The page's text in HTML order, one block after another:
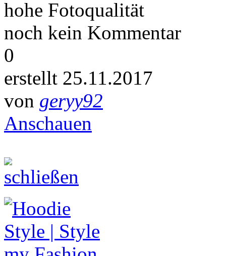
hohe Fotoqualität
noch kein Kommentar
0
erstellt 25.11.2017
von geryy92
Anschauen